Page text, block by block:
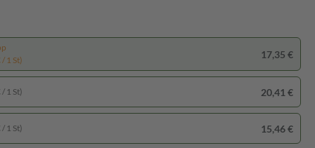
1 St)
17,35 €
1 St) 20,41 €
1 St) 15,46 €